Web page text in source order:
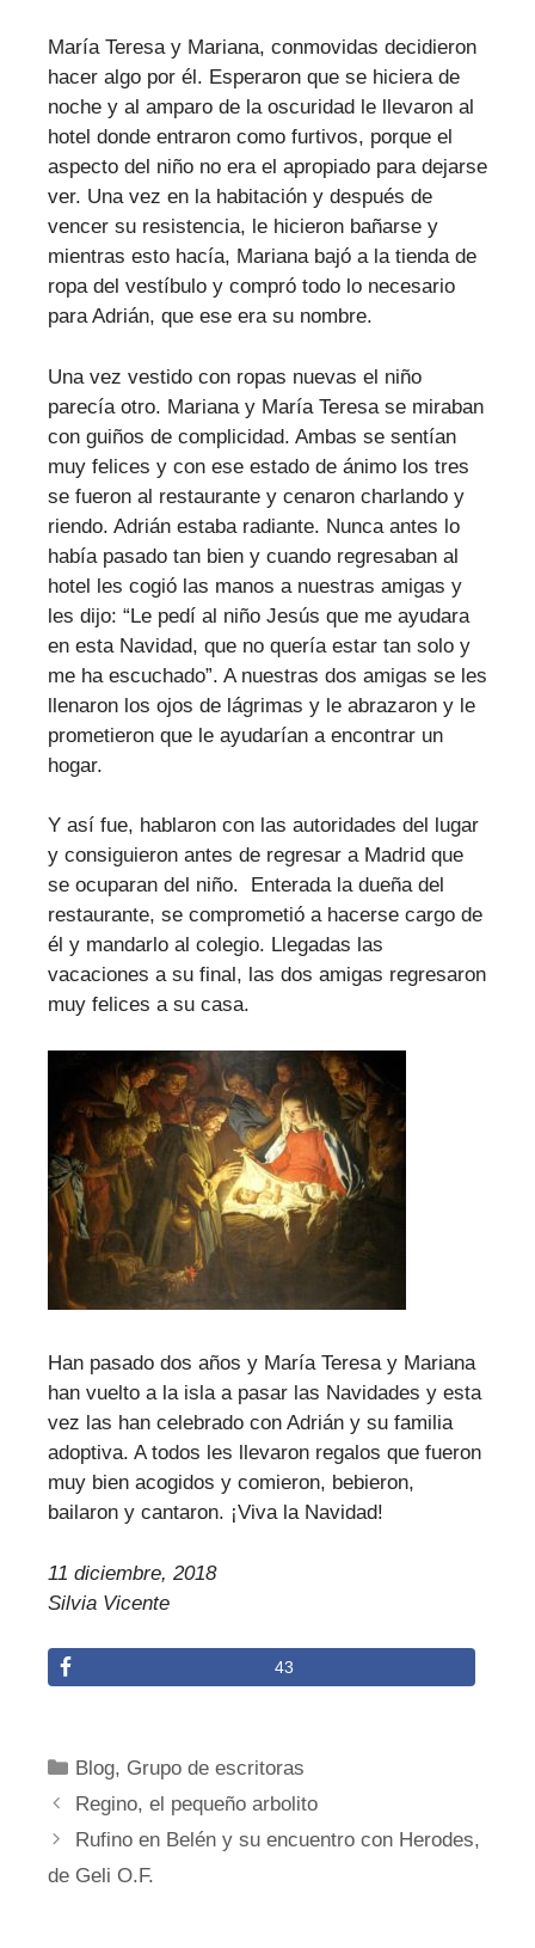
María Teresa y Mariana, conmovidas decidieron
hacer algo por él. Esperaron que se hiciera de
noche y al amparo de la oscuridad le llevaron al
hotel donde entraron como furtivos, porque el
aspecto del niño no era el apropiado para dejarse
ver. Una vez en la habitación y después de
vencer su resistencia, le hicieron bañarse y
mientras esto hacía, Mariana bajó a la tienda de
ropa del vestíbulo y compró todo lo necesario
para Adrián, que ese era su nombre.
Una vez vestido con ropas nuevas el niño
parecía otro. Mariana y María Teresa se miraban
con guiños de complicidad. Ambas se sentían
muy felices y con ese estado de ánimo los tres
se fueron al restaurante y cenaron charlando y
riendo. Adrián estaba radiante. Nunca antes lo
había pasado tan bien y cuando regresaban al
hotel les cogió las manos a nuestras amigas y
les dijo: “Le pedí al niño Jesús que me ayudara
en esta Navidad, que no quería estar tan solo y
me ha escuchado”. A nuestras dos amigas se les
llenaron los ojos de lágrimas y le abrazaron y le
prometieron que le ayudarían a encontrar un
hogar.
Y así fue, hablaron con las autoridades del lugar
y consiguieron antes de regresar a Madrid que
se ocuparan del niño. Enterada la dueña del
restaurante, se comprometió a hacerse cargo de
él y mandarlo al colegio. Llegadas las
vacaciones a su final, las dos amigas regresaron
muy felices a su casa.
Han pasado dos años y María Teresa y Mariana
han vuelto a la isla a pasar las Navidades y esta
vez las han celebrado con Adrián y su familia
adoptiva. A todos les llevaron regalos que fueron
muy bien acogidos y comieron, bebieron,
bailaron y cantaron. ¡Viva la Navidad!
11 diciembre, 2018
Silvia Vicente
43
Categorías
Blog, Grupo de escritoras
Regino, el pequeño arbolito
Rufino en Belén y su encuentro con Herodes,
de Geli O.F.